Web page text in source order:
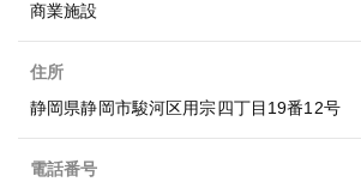
商業施設
住所
静岡県静岡市駿河区用宗四丁目19番12号
電話番号